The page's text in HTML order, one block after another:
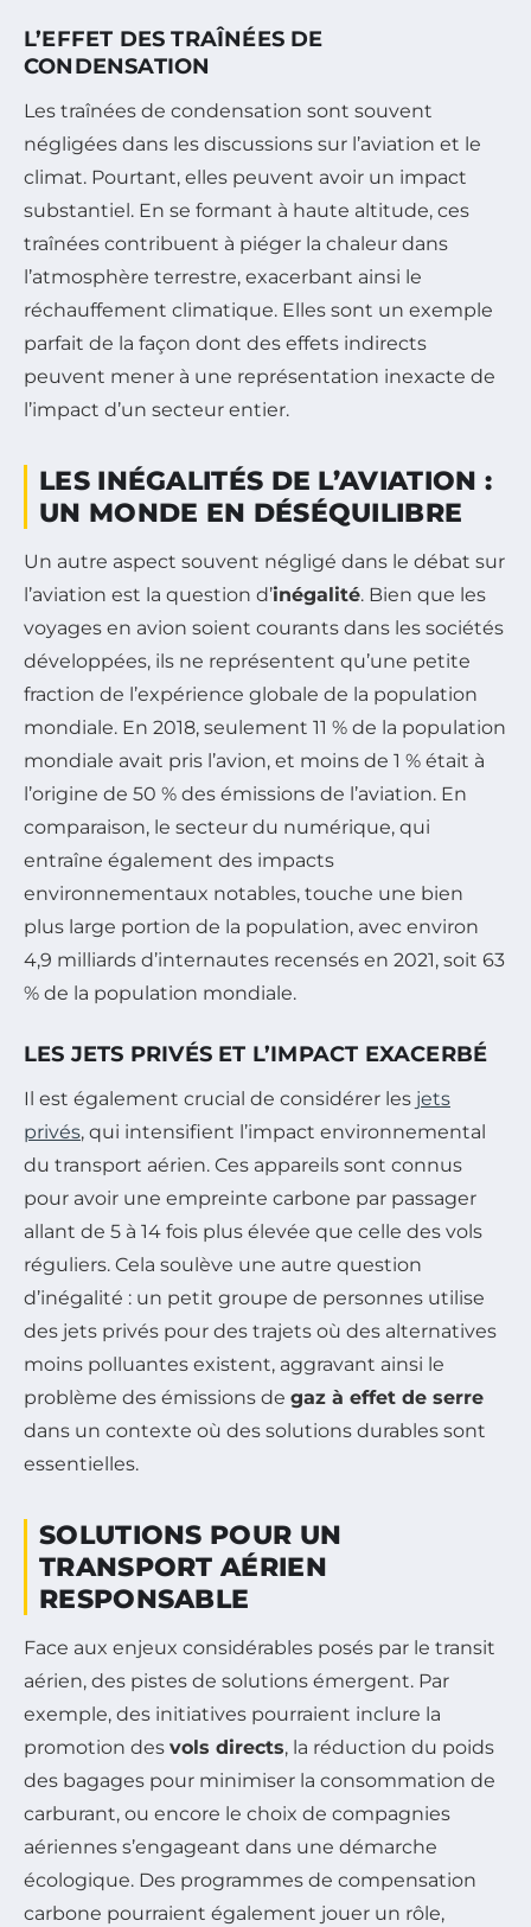
L’EFFET DES TRAÎNÉES DE
CONDENSATION
Les traînées de condensation sont souvent
négligées dans les discussions sur l’aviation et le
climat. Pourtant, elles peuvent avoir un impact
substantiel. En se formant à haute altitude, ces
traînées contribuent à piéger la chaleur dans
l’atmosphère terrestre, exacerbant ainsi le
réchauffement climatique. Elles sont un exemple
parfait de la façon dont des effets indirects
peuvent mener à une représentation inexacte de
l’impact d’un secteur entier.
LES INÉGALITÉS DE L’AVIATION :
UN MONDE EN DÉSÉQUILIBRE
Un autre aspect souvent négligé dans le débat sur
l’aviation est la question d’inégalité. Bien que les
voyages en avion soient courants dans les sociétés
développées, ils ne représentent qu’une petite
fraction de l’expérience globale de la population
mondiale. En 2018, seulement 11 % de la population
mondiale avait pris l’avion, et moins de 1 % était à
l’origine de 50 % des émissions de l’aviation. En
comparaison, le secteur du numérique, qui
entraîne également des impacts
environnementaux notables, touche une bien
plus large portion de la population, avec environ
4,9 milliards d’internautes recensés en 2021, soit 63
% de la population mondiale.
LES JETS PRIVÉS ET L’IMPACT EXACERBÉ
Il est également crucial de considérer les jets
privés, qui intensifient l’impact environnemental
du transport aérien. Ces appareils sont connus
pour avoir une empreinte carbone par passager
allant de 5 à 14 fois plus élevée que celle des vols
réguliers. Cela soulève une autre question
d’inégalité : un petit groupe de personnes utilise
des jets privés pour des trajets où des alternatives
moins polluantes existent, aggravant ainsi le
problème des émissions de gaz à effet de serre
dans un contexte où des solutions durables sont
essentielles.
SOLUTIONS POUR UN
TRANSPORT AÉRIEN
RESPONSABLE
Face aux enjeux considérables posés par le transit
aérien, des pistes de solutions émergent. Par
exemple, des initiatives pourraient inclure la
promotion des vols directs, la réduction du poids
des bagages pour minimiser la consommation de
carburant, ou encore le choix de compagnies
aériennes s’engageant dans une démarche
écologique. Des programmes de compensation
carbone pourraient également jouer un rôle,